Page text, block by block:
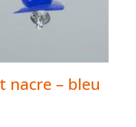
nacre – bleu